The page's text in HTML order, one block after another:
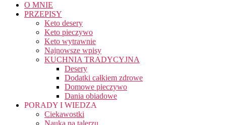
O MNIE
PRZEPISY
Keto desery
Keto pieczywo
Keto wytrawnie
Najnowsze wpisy
KUCHNIA TRADYCYJNA
Desery
Dodatki całkiem zdrowe
Domowe pieczywo
Dania obiadowe
PORADY I WIEDZA
Ciekawostki
Nauka na talerzu